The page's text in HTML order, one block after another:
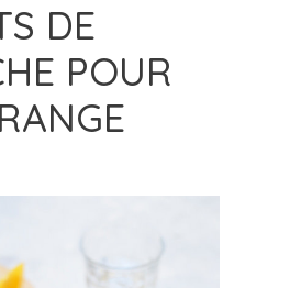
DE
POUR